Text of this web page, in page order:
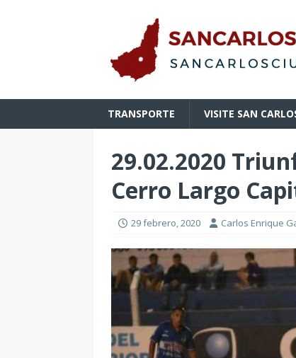
TRANSPORTE VISITE SAN
29.02.2020
Cerro Largo
29 febrero, 2020 Carlos Enrique